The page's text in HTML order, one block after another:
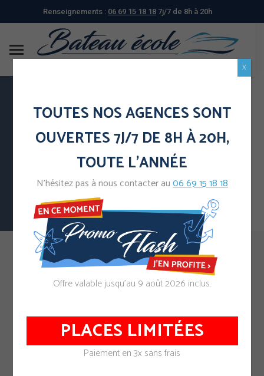
Renseignements : 06 69 15 18 18 7j/7 de 8h à 20h
Bateau Ecole NERIB - GRENOBLE
Permis Bateau Grenoble – NERIB : N° d’agrément :
038005/2020
Passez votre permis
bateau à Grenoble
avec Nerib.
TOUTES NOS AGENCES SONT
OUVERTES 7J/7 DE 8H À 20H,
TOUTE L'ANNÉE
N’hésitez pas à nous contacter au06 69 15 18 18
Offre valable jusqu’au 9 août 2026 inclus.
PLACES LIMITÉES
Paiement en 3x sans frais
X